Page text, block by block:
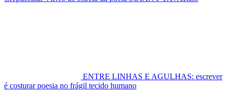
ENTRE LINHAS E AGULHAS: escrever
é costurar poesia no frágil tecido humano